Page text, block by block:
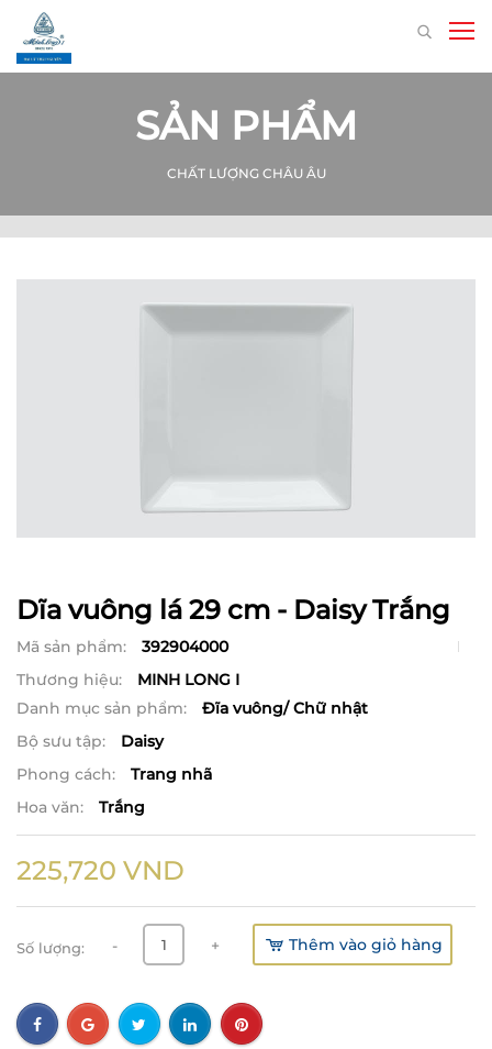
SẢN PHẨM
CHẤT LƯỢNG CHÂU ÂU
Dĩa vuông lá 29 cm - Daisy Trắng
Mã sản phẩm:
392904000
Thương hiệu:
MINH LONG I
Danh mục sản phẩm:
Đĩa vuông/ Chữ nhật
Bộ sưu tập:
Daisy
Phong cách:
Trang nhã
Hoa văn:
Trắng
225,720 VND
Số lượng: - + Thêm vào giỏ hàng